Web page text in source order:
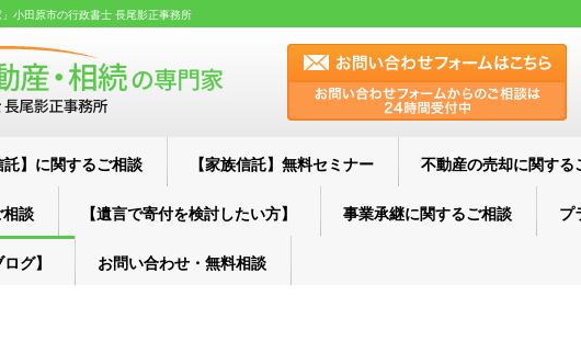
小田原市の行政書士 長尾影正事務所
託】に関するご相談 【家族信託】無料セミナー 不動産の売却に関する
相談 【遺言で寄付を検討したい方】 事業承継に関するご相談 プ
ログ】 お問い合わせ・無料相談